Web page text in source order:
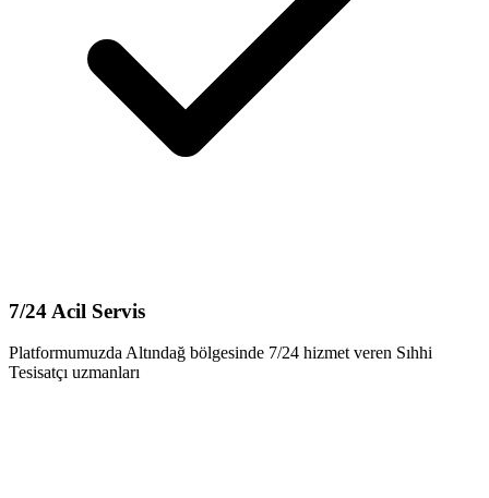
7/24 Acil Servis
Platformumuzda Altındağ bölgesinde 7/24 hizmet veren Sıhhi
Tesisatçı uzmanları